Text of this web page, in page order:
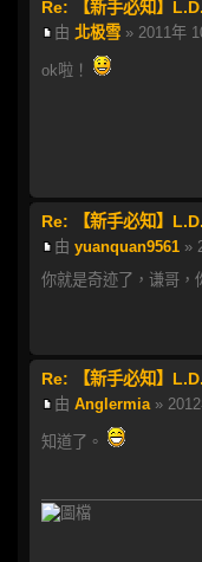
Re: 【新手必知】
由 北极雪 » 2011年
ok啦！
Re: 【新手必知】
由 yuanquan9561 »
你就是奇迹了，谦哥，
Re: 【新手必知】
由 Anglermia »
知道了。